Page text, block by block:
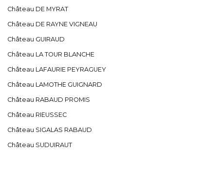
Château DE MYRAT
Château DE RAYNE VIGNEAU
Château GUIRAUD
Château LA TOUR BLANCHE
Château LAFAURIE PEYRAGUEY
Château LAMOTHE GUIGNARD
Château RABAUD PROMIS
Château RIEUSSEC
Château SIGALAS RABAUD
Château SUDUIRAUT